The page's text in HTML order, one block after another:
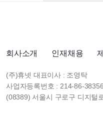
회사소개 인재채용
(주)휴넷 대표이사 : 조영탁
사업자등록번호 : 214-86-38356
(08389) 서울시 구로구 디지털